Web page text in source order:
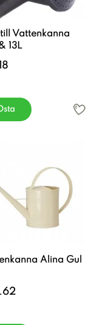
Vattenkanna
13L
Alina Gul